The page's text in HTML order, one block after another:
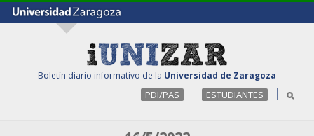
Boletín diario informativo de la Universidad de Zaragoza
PDI/PAS ESTUDIANTES